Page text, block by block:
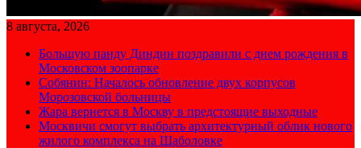
8 августа, 2026
Большую панду Диндин поздравили с днем рождения в
Московском зоопарке
Собянин: Началось обновление двух корпусов
Морозовской больницы
Жара вернется в Москву в предстоящие выходные
Москвичи смогут выбрать архитектурный облик нового
жилого комплекса на Шаболовке